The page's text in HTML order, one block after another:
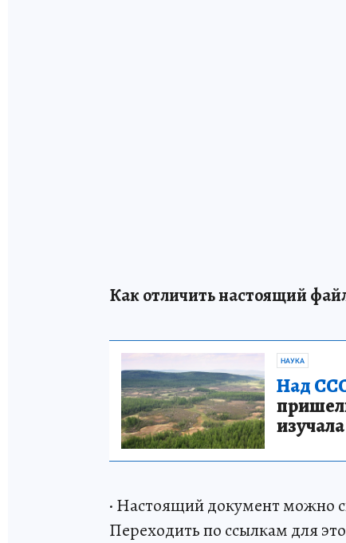
Как отличить настоящий
НАУКА
Над
· Настоящий документ можно
Переходить по ссылкам для